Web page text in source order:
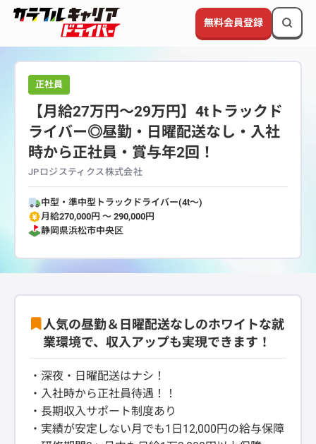
無料会員登録
正社員
【月給27万円～29万円】4tトラックド
ライバー◎昼勤・日曜配送なし・入社
時から正社員・賞与年2回！
JPロジスティクス株式会社
中型・準中型トラックドライバー(4t～)
月給270,000円 〜 290,000円
静岡県浜松市中央区
人気の昼勤＆日曜配送なしのホワイトな就
業環境で、収入アップも実現できます！
・深夜・日曜配送はナシ！
・入社時から正社員待遇！！
・長期収入サポート制度あり
・実績が安定しない月でも1日12,000円の給与保障